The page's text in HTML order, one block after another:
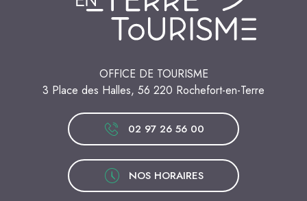
OFFICE DE TOURISME
3 Place des Halles, 56 220 Rochefort-en-Terre
02 97 26 56 00
NOS HORAIRES